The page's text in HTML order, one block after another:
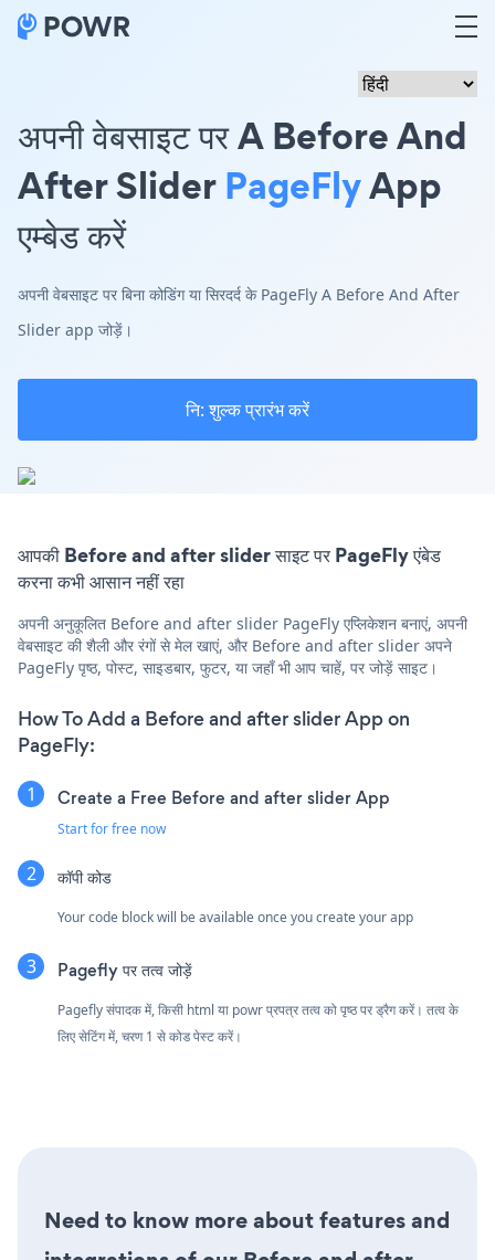
अपनी वेबसाइट पर A Before And
After SliderPageFlyApp
एम्बेड करें
अपनी वेबसाइट पर बिना कोडिंग या सिरदर्द के PageFly A Before And After
Slider app जोड़ें।
नि: शुल्क प्रारंभ करें
आपकी Before and after slider साइट पर PageFly एंबेड
करना कभी आसान नहीं रहा
अपनी अनुकूलित Before and after slider PageFly एप्लिकेशन बनाएं, अपनी
वेबसाइट की शैली और रंगों से मेल खाएं, और Before and after slider अपने
PageFly पृष्ठ, पोस्ट, साइडबार, फुटर, या जहाँ भी आप चाहें, पर जोड़ें साइट।
How To Add a Before and after slider App on
PageFly:
Create a Free Before and after slider App
Start for free now
कॉपी कोड
Your code block will be available once you create your app
Pagefly पर तत्व जोड़ें
Pagefly संपादक में, किसी html या powr प्रपत्र तत्व को पृष्ठ पर ड्रैग करें। तत्व के
लिए सेटिंग में, चरण 1 से कोड पेस्ट करें।
Need to know more about features and